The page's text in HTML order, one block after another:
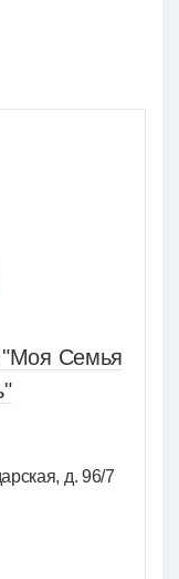
"Моя Семья
д. 96/7